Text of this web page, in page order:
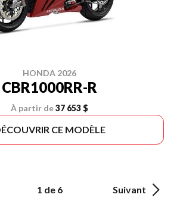
HONDA 2026
CBR1000RR-R
À partir de37 653 $
CE MODÈLE
1 de 6 Suivant